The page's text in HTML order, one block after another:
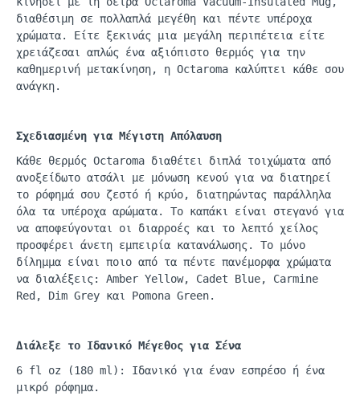
διαθέσιμη σε πολλαπλά μεγέθη και πέντε υπέροχα
χρώματα. Είτε ξεκινάς μια μεγάλη περιπέτεια είτε
χρειάζεσαι απλώς ένα αξιόπιστο θερμός για την
καθημερινή μετακίνηση, η Octaroma καλύπτει κάθε σου
ανάγκη.
Σχεδιασμένη για Μέγιστη Απόλαυση
Κάθε θερμός Octaroma διαθέτει διπλά τοιχώματα από
ανοξείδωτο ατσάλι με μόνωση κενού για να διατηρεί
το ρόφημά σου ζεστό ή κρύο, διατηρώντας παράλληλα
όλα τα υπέροχα αρώματα. Το καπάκι είναι στεγανό για
να αποφεύγονται οι διαρροές και το λεπτό χείλος
προσφέρει άνετη εμπειρία κατανάλωσης. Το μόνο
δίλημμα είναι ποιο από τα πέντε πανέμορφα χρώματα
να διαλέξεις: Amber Yellow, Cadet Blue, Carmine
Red, Dim Grey και Pomona Green.
Διάλεξε το Ιδανικό Μέγεθος για Σένα
6 fl oz (180 ml ): Ιδανικό για έναν εσπρέσο ή ένα
μικρό ρόφημα.